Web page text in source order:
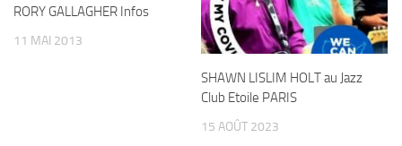
RORY GALLAGHER Infos
11 MAI 2013
SHAWN LISLIM HOLT au Jazz
Club Etoile PARIS
15 AOÛT 2023